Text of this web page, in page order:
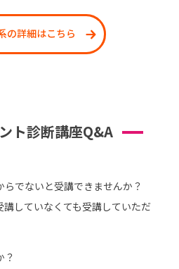
の詳細はこちら
ト診断講座Q&A
でないと受講できませんか？
していなくても受講していただ
？